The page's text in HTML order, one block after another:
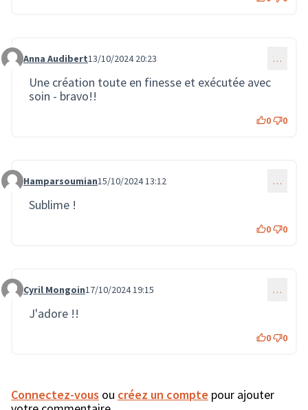
Commentaire 2351
Anna Audibert13/10/2024 20:23 …
Une création toute en finesse et exécutée avec
soin - bravo!!
0 0
Commentaire 2356
Hamparsoumian15/10/2024 13:12 …
Sublime !
0 0
Commentaire 2377
Cyril Mongoin17/10/2024 19:15 …
J'adore !!
0 0
Connectez-vous ou créez un compte pour ajouter